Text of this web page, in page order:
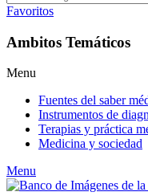
Favoritos
Ambitos Temáticos
Menu
Fuentes del saber
Instrumentos de
Terapias y práctica
Medicina y sociedad
Menu